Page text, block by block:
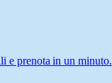
e prenota in un minuto.